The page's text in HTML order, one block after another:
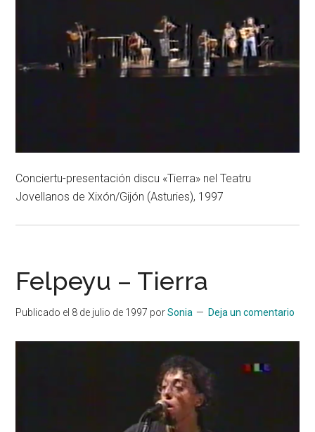
Conciertu-presentación discu «Tierra» nel Teatru
Jovellanos de Xixón/Gijón (Asturies), 1997
Felpeyu – Tierra
Publicado el 8 de julio de 1997 porSonia Deja un comentario